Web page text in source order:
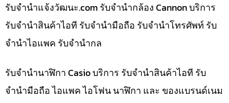
รับจํานําแจ้งวัฒนะ.com รับจำนำกล้อง Cannon บริการ
รับจำนำสินค้าไอที รับจำนำมือถือ รับจำนำโทรศัพท์ รับ
จำนำไอแพค รับจำนำกล
รับจำนำนาฬิกา Casio บริการ รับจำนำสินค้าไอที รับ
จำนำมือถือ ไอแพค ไอโฟน นาฬิกา และ ของแบรนด์เนม